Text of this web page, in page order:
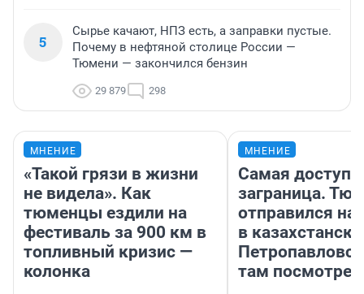
5
Сырье качают, НПЗ есть, а заправки пустые.
Почему в нефтяной столице России —
Тюмени — закончился бензин
29 879 298
МНЕНИЕ
«Такой грязи в жизни
не видела». Как
тюменцы ездили на
фестиваль за 900 км в
топливный кризис —
колонка
МНЕНИЕ
Самая
заграница.
отправился
в
там